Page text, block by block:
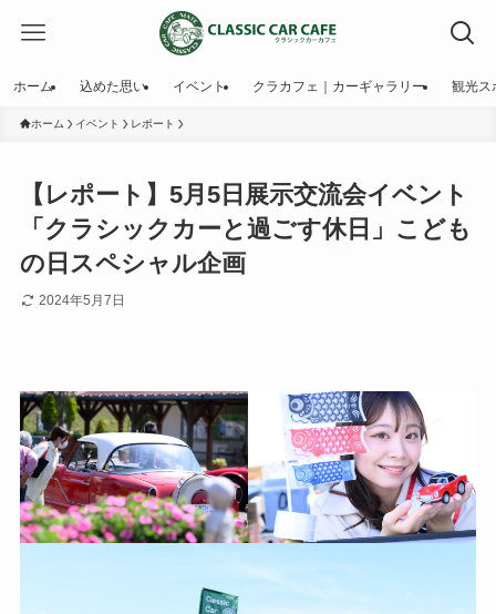
ホーム 込めた思い イベント クラカフェ｜カーギャラリー 観光ス
ホーム イベント レポート
【レポート】5月5日展示交流会イベント
「クラシックカーと過ごす休日」こども
の日スペシャル企画
2024年5月7日